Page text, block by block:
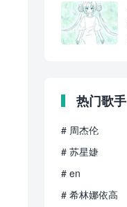
热门歌手
# 周杰伦
# 苏星婕
# en
# 希林娜依高